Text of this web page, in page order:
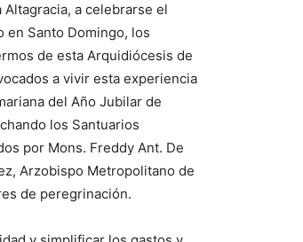
Altagracia, a celebrarse el
en Santo Domingo, los
de esta Arquidiócesis de
a vivir esta experiencia
del Año Jubilar de
los Santuarios
por Mons. Freddy Ant. De
Arzobispo Metropolitano de
de peregrinación.